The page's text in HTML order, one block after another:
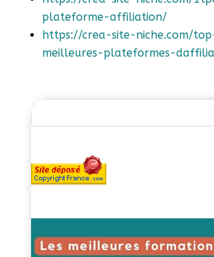
plateforme-affiliation/
https://crea-site-niche.com/
meilleures-plateformes-